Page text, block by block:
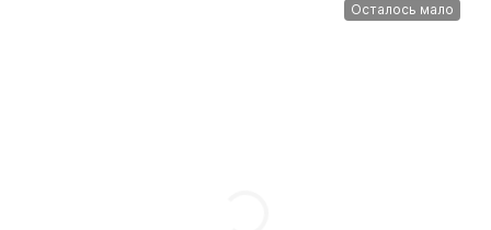
Осталось мало